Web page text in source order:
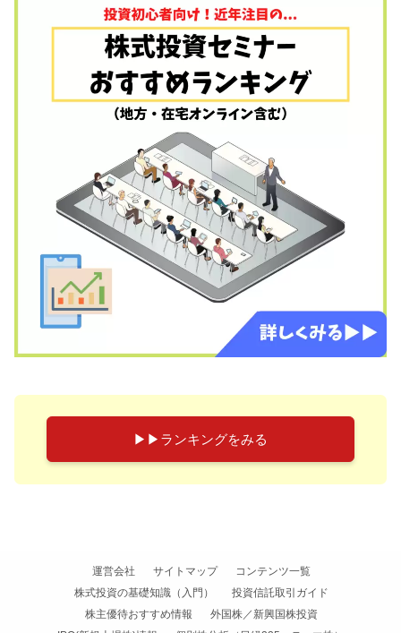
▶︎▶︎ランキングをみる
運営会社 サイトマップ
コンテンツ一覧
株式投資の基礎知識（入門）
投資信託取引ガイド
株主優待おすすめ情報
外国株／新興国株投資